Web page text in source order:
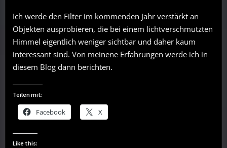
Ich werde den Filter im kommenden Jahr verstärkt an
Objekten ausprobieren, die bei einem lichtverschmutzten
Himmel eigentlich weniger sichtbar und daher kaum
interessant sind. Von meinene Erfahrungen werde ich in
diesem Blog dann berichten.
Teilen mit:
Facebook X
Like this: